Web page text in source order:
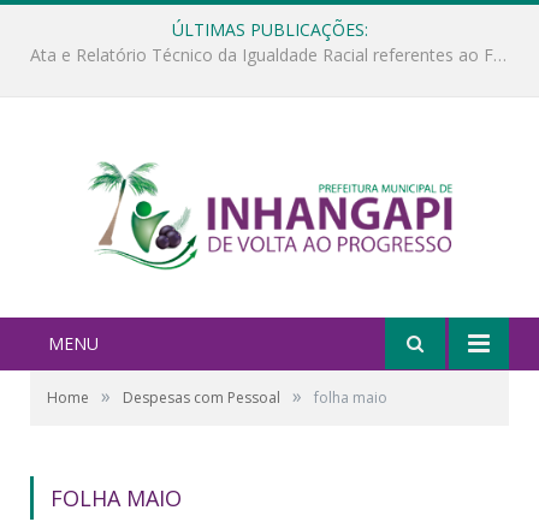
ÚLTIMAS PUBLICAÇÕES:
Ata e Relatório Técnico da Igualdade Racial referentes ao Fórum da Igualdade Racial – 06/11/2025
MENU
Home » Despesas com Pessoal » folha maio
FOLHA MAIO